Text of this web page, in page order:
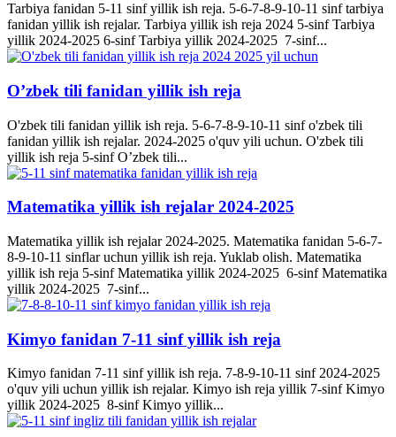
Tarbiya fanidan 5-11 sinf yillik ish reja. 5-6-7-8-9-10-11 sinf tarbiya
fanidan yillik ish rejalar. Tarbiya yillik ish reja 2024 5-sinf Tarbiya
yillik 2024-2025 6-sinf Tarbiya yillik 2024-2025 7-sinf...
O’zbek tili fanidan yillik ish reja
O'zbek tili fanidan yillik ish reja. 5-6-7-8-9-10-11 sinf o'zbek tili
fanidan yillik ish rejalar. 2024-2025 o'quv yili uchun. O'zbek tili
yillik ish reja 5-sinf O’zbek tili...
Matematika yillik ish rejalar 2024-2025
Matematika yillik ish rejalar 2024-2025. Matematika fanidan 5-6-7-
8-9-10-11 sinflar uchun yillik ish reja. Yuklab olish. Matematika
yillik ish reja 5-sinf Matematika yillik 2024-2025 6-sinf Matematika
yillik 2024-2025 7-sinf...
Kimyo fanidan 7-11 sinf yillik ish reja
Kimyo fanidan 7-11 sinf yillik ish reja. 7-8-9-10-11 sinf 2024-2025
o'quv yili uchun yillik ish rejalar. Kimyo ish reja yillik 7-sinf Kimyo
yillik 2024-2025 8-sinf Kimyo yillik...